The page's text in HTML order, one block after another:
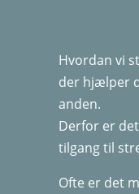
Hvordan vi
der hjælper
anden.
Derfor er
tilgang til
Ofte er det